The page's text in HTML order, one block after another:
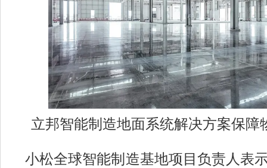
立邦智能制造地面系统解决方案保障
小松全球智能制造基地项目负责人表